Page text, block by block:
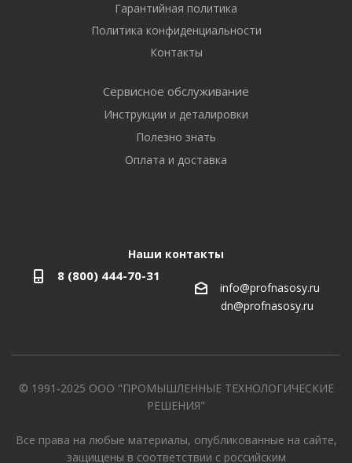
Гарантийная политика
Политика конфиденциальности
Контакты
Сервисное обслуживание
Инструкции и деталировки
Полезно знать
Оплата и доставка
Наши контакты
8 (800) 444-70-31
info@profnasosy.ru
dn@profnasosy.ru
© 1991-2025 ООО "ПРОМЫШЛЕННЫЕ ТЕХНОЛОГИЧЕСКИЕ
РЕШЕНИЯ"
Все права на любые материалы, опубликованные на сайте,
защищены в соответствии с российским